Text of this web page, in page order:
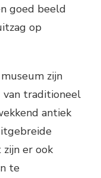
goed beeld
op
zijn
van traditioneel
antiek
er ook
te